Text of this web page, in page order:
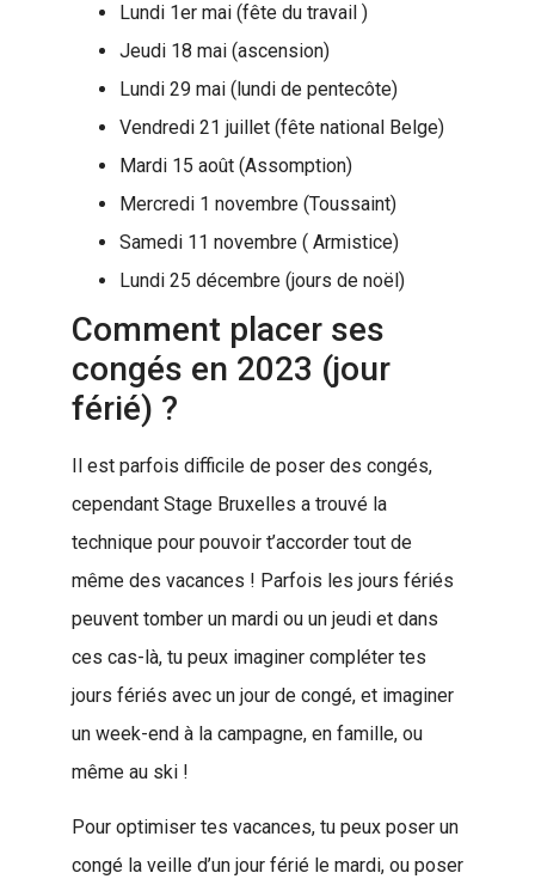
Lundi 1er mai (fête du travail )
Jeudi 18 mai (ascension)
Lundi 29 mai (lundi de pentecôte)
Vendredi 21 juillet (fête national Belge)
Mardi 15 août (Assomption)
Mercredi 1 novembre (Toussaint)
Samedi 11 novembre ( Armistice)
Lundi 25 décembre (jours de noël)
Comment placer ses
congés en 2023 (jour
férié) ?
Il est parfois difficile de poser des congés,
cependant Stage Bruxelles a trouvé la
technique pour pouvoir t’accorder tout de
même des vacances ! Parfois les jours fériés
peuvent tomber un mardi ou un jeudi et dans
ces cas-là, tu peux imaginer compléter tes
jours fériés avec un jour de congé, et imaginer
un week-end à la campagne, en famille, ou
même au ski !
Pour optimiser tes vacances, tu peux poser un
congé la veille d’un jour férié le mardi, ou poser